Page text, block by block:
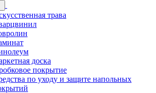
трава
доска
покрытие
по уходу и защите напольных